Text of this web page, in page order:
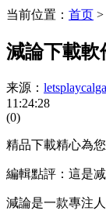
当前位置： 首页 >
減論下載軟
来源：
11:24:28
(0)
精品下載精心為您
編輯點評：這是
減論是一款專注